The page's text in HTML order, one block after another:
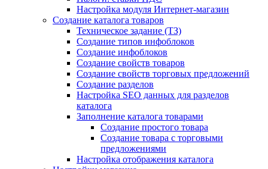
Настройка модуля Интернет-магазин
Создание каталога товаров
Техническое задание (ТЗ)
Создание типов инфоблоков
Создание инфоблоков
Создание свойств товаров
Создание свойств торговых предложений
Создание разделов
Настройка SEO данных для разделов
каталога
Заполнение каталога товарами
Создание простого товара
Создание товара с торговыми
предложениями
Настройка отображения каталога